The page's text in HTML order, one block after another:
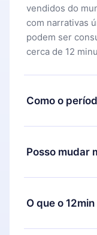
vendidos do
com narrativas
podem ser
cerca de 12
Como o
Você pode
aproveitar
não ficar
e solicitar o
Posso mudar
Sim, mas a
próximo
você decidiu
O que o